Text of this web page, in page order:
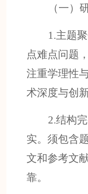
（一）
1.主题
点难点问题
注重学理性
术深度与创
2.结构
实。须包含
文和参考文
靠。